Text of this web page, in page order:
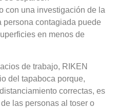
con una investigación de la
persona contagiada puede
en menos de
de trabajo, RIKEN
del tapaboca porque,
correctas, es
las personas al toser o